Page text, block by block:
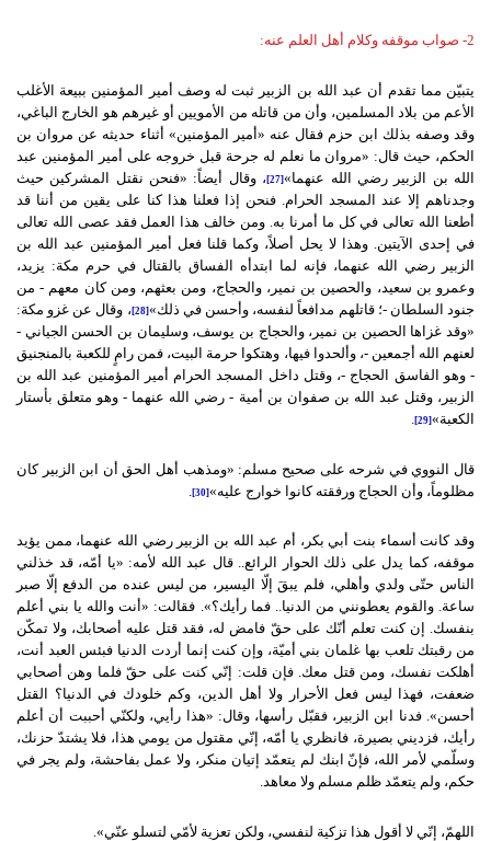
2- صواب موقفه وكلام أهل العلم عنه:
يتبيّن مما تقدم أن عبد الله بن الزبير ثبت له وصف أمير المؤمنين ببيعة الأغلب
الأعم من بلاد المسلمين، وأن من قاتله من الأمويين أو غيرهم هو الخارج الباغي،
وقد وصفه بذلك ابن حزم فقال عنه «أمير المؤمنين» أثناء حديثه عن مروان بن
الحكم، حيث قال: «مروان ما نعلم له جرحة قبل خروجه على أمير المؤمنين عبد
الله بن الزبير رضي الله عنهما»[27]
، وقال أيضاً: «فنحن نقتل المشركين حيث
وجدناهم إلا عند المسجد الحرام. فنحن إذا فعلنا هذا كنا على يقين من أننا قد
أطعنا الله تعالى في كل ما أمرنا به. ومن خالف هذا العمل فقد عصى الله تعالى
في إحدى الآيتين. وهذا لا يحل أصلاً، وكما قلنا فعل أمير المؤمنين عبد الله بن
الزبير رضي الله عنهما، فإنه لما ابتدأه الفساق بالقتال في حرم مكة: يزيد،
وعمرو بن سعيد، والحصين بن نمير، والحجاج، ومن بعثهم، ومن كان معهم - من
جنود السلطان -؛ قاتلهم مدافعاً لنفسه، وأحسن في ذلك»[28]
، وقال عن غزو مكة:
«وقد غزاها الحصين بن نمير، والحجاج بن يوسف، وسليمان بن الحسن الجياني -
لعنهم الله أجمعين -، وألحدوا فيها، وهتكوا حرمة البيت، فمن رامٍ للكعبة بالمنجنيق
- وهو الفاسق الحجاج -، وقتل داخل المسجد الحرام أمير المؤمنين عبد الله بن
الزبير، وقتل عبد الله بن صفوان بن أمية - رضي الله عنهما - وهو متعلق بأستار
الكعبة»[29]
قال النووي في شرحه على صحيح مسلم: «ومذهب أهل الحق أن ابن الزبير كان
مظلوماً، وأن الحجاج ورفقته كانوا خوارج عليه»[30]
وقد كانت أسماء بنت أبي بكر، أم عبد الله بن الزبير رضي الله عنهما، ممن يؤيد
موقفه، كما يدل على ذلك الحوار الرائع.. قال عبد الله لأمه: «يا أمّه، قد خذلني
الناس حتّى ولدي وأهلي، فلم يبقَ إلّا اليسير، من ليس عنده من الدفع إلّا صبر
ساعة. والقوم يعطونني من الدنيا.. فما رأيك؟». فقالت: «أنت والله يا بني أعلم
بنفسك. إن كنت تعلم أنّك على حقّ فامض له، فقد قتل عليه أصحابك، ولا تمكّن
من رقبتك تلعب بها غلمان بني أميّة، وإن كنت إنما أردت الدنيا فبئس العبد أنت،
أهلكت نفسك، ومن قتل معك. فإن قلت: إنّي كنت على حقّ فلما وهن أصحابي
ضعفت، فهذا ليس فعل الأحرار ولا أهل الدين، وكم خلودك في الدنيا؟ القتل
أحسن». فدنا ابن الزبير، فقبّل رأسها، وقال: «هذا رأيي، ولكنّي أحببت أن أعلم
رأيك، فزديني بصيرة، فانظري يا أمّه، إنّي مقتول من يومي هذا، فلا يشتدّ حزنك،
وسلّمي لأمر الله، فإنّ ابنك لم يتعمّد إتيان منكر، ولا عمل بفاحشة، ولم يجر في
حكم، ولم يتعمّد ظلم مسلم ولا معاهد.
اللهمّ، إنّي لا أقول هذا تزكية لنفسي، ولكن تعزية لأمّي لتسلو عنّي».